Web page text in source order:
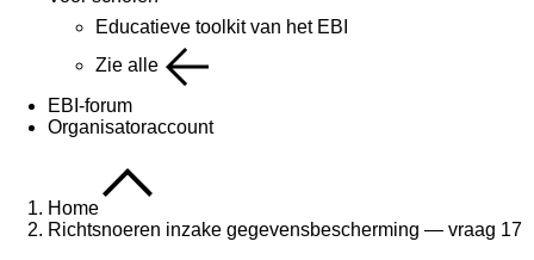
Educatieve toolkit van het EBI
Zie alle
EBI-forum
Organisatoraccount
Home
Richtsnoeren inzake gegevensbescherming — vraag 17